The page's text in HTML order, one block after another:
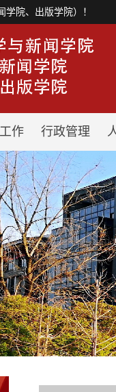
院、出版学院）！
作 行政管理